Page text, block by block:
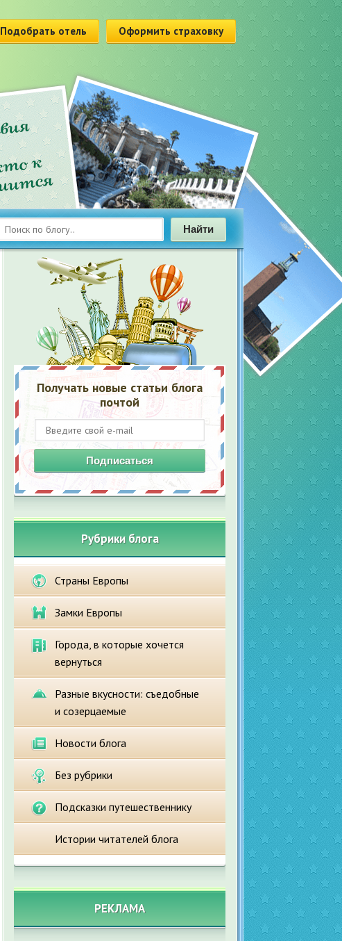
Подобрать отель Оформить страховку
Найти
Получать новые статьи блога
почтой
Подписаться
Рубрики блога
Страны Европы
Замки Европы
Города, в которые хочется
вернуться
Разные вкусности: съедобные
и созерцаемые
Новости блога
Без рубрики
Подсказки путешественнику
Истории читателей блога
РЕКЛАМА